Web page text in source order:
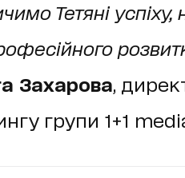
Тетяні успіху,
Захарова ,
групи 1+1